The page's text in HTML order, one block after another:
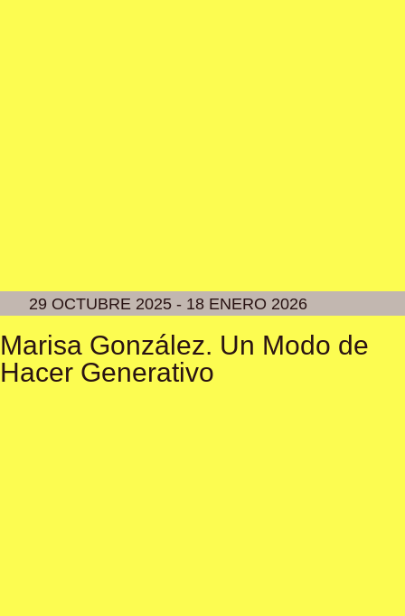
29 OCTUBRE 2025 - 18 ENERO 2026
Marisa González. Un Modo de
Hacer Generativo